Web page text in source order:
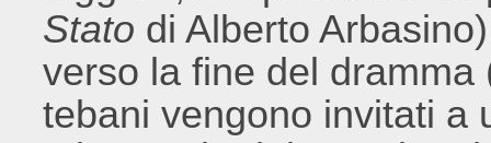
Stato di Alberto
verso la fine del
tebani vengono invitati a